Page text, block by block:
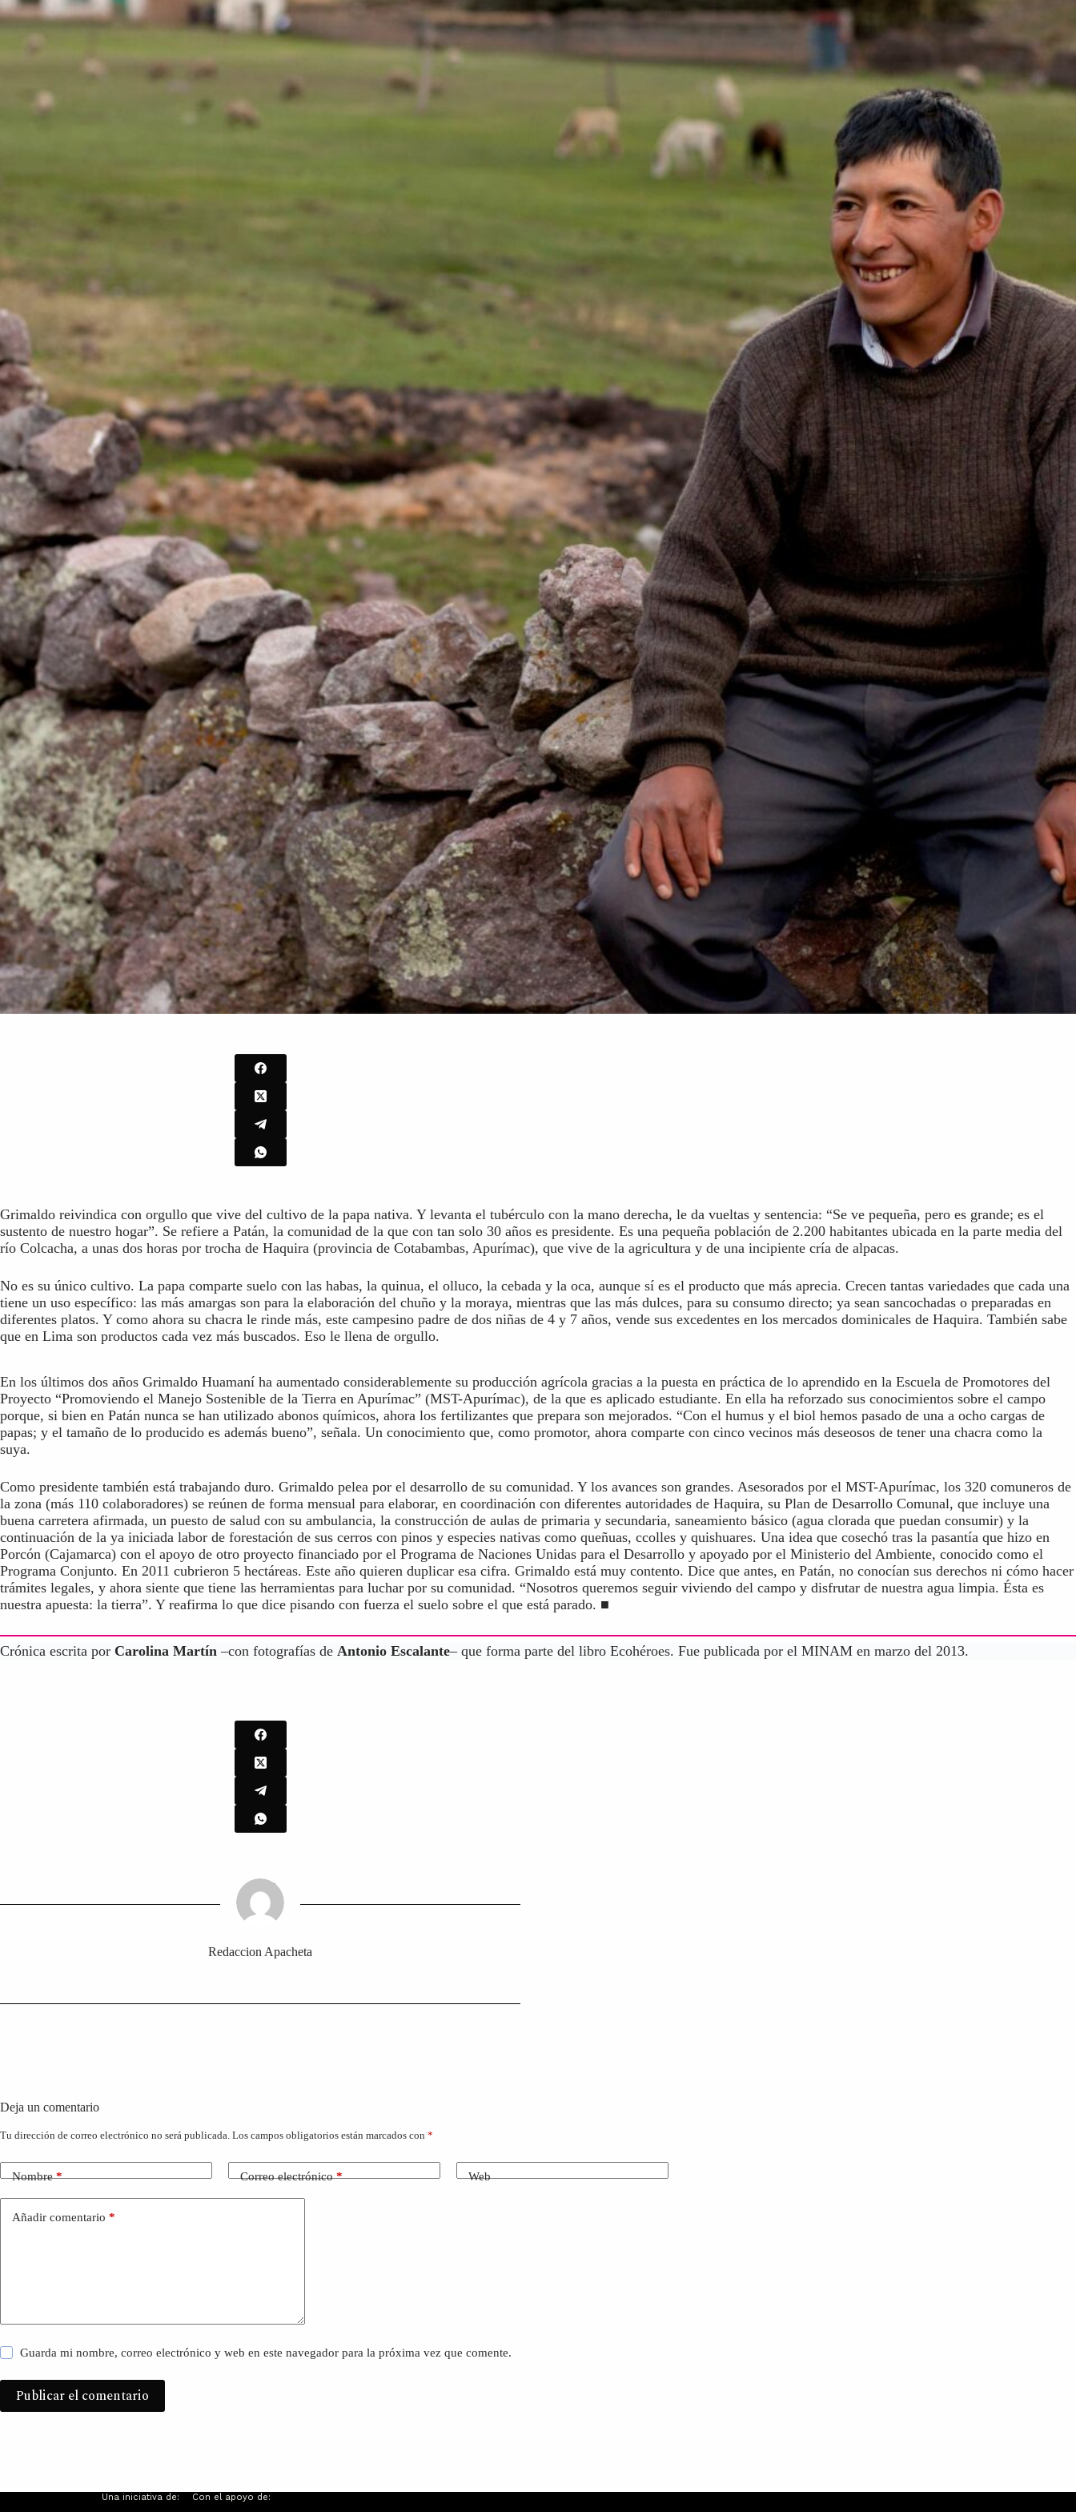
Grimaldo reivindica con orgullo que vive del cultivo de la papa nativa. Y levanta el tubérculo con la mano derecha, le da vueltas y sentencia: “Se ve pequeña, pero es grande; es el
sustento de nuestro hogar”. Se refiere a Patán, la comunidad de la que con tan solo 30 años es presidente. Es una pequeña población de 2.200 habitantes ubicada en la parte media del
río Colcacha, a unas dos horas por trocha de Haquira (provincia de Cotabambas, Apurímac), que vive de la agricultura y de una incipiente cría de alpacas.
No es su único cultivo. La papa comparte suelo con las habas, la quinua, el olluco, la cebada y la oca, aunque sí es el producto que más aprecia. Crecen tantas variedades que cada una
tiene un uso específico: las más amargas son para la elaboración del chuño y la moraya, mientras que las más dulces, para su consumo directo; ya sean sancochadas o preparadas en
diferentes platos. Y como ahora su chacra le rinde más, este campesino padre de dos niñas de 4 y 7 años, vende sus excedentes en los mercados dominicales de Haquira. También sabe
que en Lima son productos cada vez más buscados. Eso le llena de orgullo.
En los últimos dos años Grimaldo Huamaní ha aumentado considerablemente su producción agrícola gracias a la puesta en práctica de lo aprendido en la Escuela de Promotores del
Proyecto “Promoviendo el Manejo Sostenible de la Tierra en Apurímac” (MST-Apurímac), de la que es aplicado estudiante. En ella ha reforzado sus conocimientos sobre el campo
porque, si bien en Patán nunca se han utilizado abonos químicos, ahora los fertilizantes que prepara son mejorados. “Con el humus y el biol hemos pasado de una a ocho cargas de
papas; y el tamaño de lo producido es además bueno”, señala. Un conocimiento que, como promotor, ahora comparte con cinco vecinos más deseosos de tener una chacra como la
suya.
Como presidente también está trabajando duro. Grimaldo pelea por el desarrollo de su comunidad. Y los avances son grandes. Asesorados por el MST-Apurímac, los 320 comuneros de
la zona (más 110 colaboradores) se reúnen de forma mensual para elaborar, en coordinación con diferentes autoridades de Haquira, su Plan de Desarrollo Comunal, que incluye una
buena carretera afirmada, un puesto de salud con su ambulancia, la construcción de aulas de primaria y secundaria, saneamiento básico (agua clorada que puedan consumir) y la
continuación de la ya iniciada labor de forestación de sus cerros con pinos y especies nativas como queñuas, ccolles y quishuares. Una idea que cosechó tras la pasantía que hizo en
Porcón (Cajamarca) con el apoyo de otro proyecto financiado por el Programa de Naciones Unidas para el Desarrollo y apoyado por el Ministerio del Ambiente, conocido como el
Programa Conjunto. En 2011 cubrieron 5 hectáreas. Este año quieren duplicar esa cifra. Grimaldo está muy contento. Dice que antes, en Patán, no conocían sus derechos ni cómo hacer
trámites legales, y ahora siente que tiene las herramientas para luchar por su comunidad. “Nosotros queremos seguir viviendo del campo y disfrutar de nuestra agua limpia. Ésta es
nuestra apuesta: la tierra”. Y reafirma lo que dice pisando con fuerza el suelo sobre el que está parado. ■
Crónica escrita por Carolina Martín–con fotografías de Antonio Escalante– que forma parte del libro Ecohéroes. Fue publicada por el MINAM en marzo del 2013.
Redaccion Apacheta
Deja un comentario
Tu dirección de correo electrónico no será publicada. Los campos obligatorios están marcados con *
Nombre* Correo electrónico* Web
Añadir comentario *
Guarda mi nombre, correo electrónico y web en este navegador para la próxima vez que comente.
Publicar el comentario
Una iniciativa de: Con el apoyo de: